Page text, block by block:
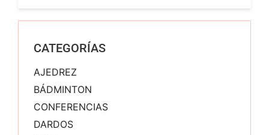
CATEGORÍAS
AJEDREZ
BÁDMINTON
CONFERENCIAS
DARDOS